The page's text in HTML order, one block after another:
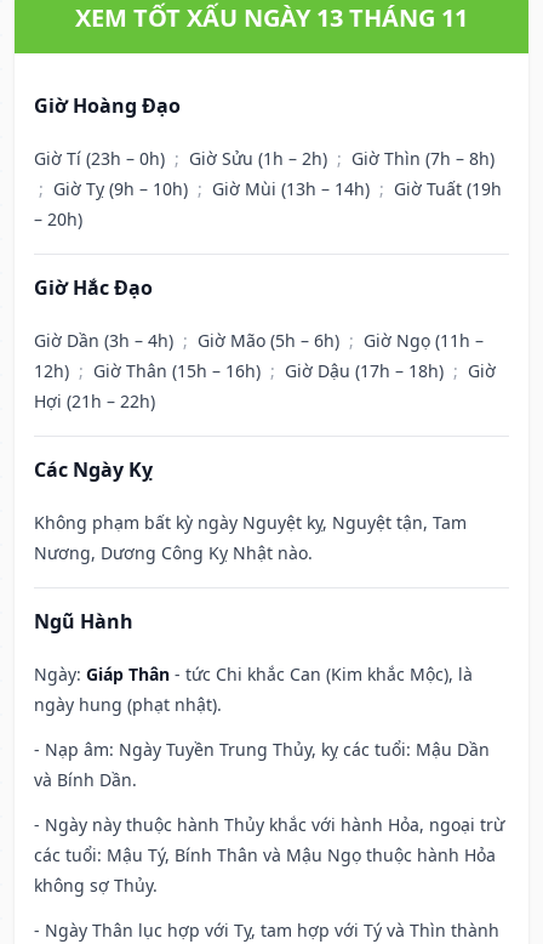
XEM TỐT XẤU NGÀY 13 THÁNG 11
Giờ Hoàng Đạo
Giờ Tí (23h – 0h) ; Giờ Sửu (1h – 2h) ; Giờ Thìn (7h – 8h)
; Giờ Tỵ (9h – 10h) ; Giờ Mùi (13h – 14h) ; Giờ Tuất (19h
– 20h)
Giờ Hắc Đạo
Giờ Dần (3h – 4h) ; Giờ Mão (5h – 6h) ; Giờ Ngọ (11h –
12h) ; Giờ Thân (15h – 16h) ; Giờ Dậu (17h – 18h) ; Giờ
Hợi (21h – 22h)
Các Ngày Kỵ
Không phạm bất kỳ ngày Nguyệt kỵ, Nguyệt tận, Tam
Nương, Dương Công Kỵ Nhật nào.
Ngũ Hành
Ngày: Giáp Thân - tức Chi khắc Can (Kim khắc Mộc), là
ngày hung (phạt nhật).
- Nạp âm: Ngày Tuyền Trung Thủy, kỵ các tuổi: Mậu Dần
và Bính Dần.
- Ngày này thuộc hành Thủy khắc với hành Hỏa, ngoại trừ
các tuổi: Mậu Tý, Bính Thân và Mậu Ngọ thuộc hành Hỏa
không sợ Thủy.
- Ngày Thân lục hợp với Tỵ, tam hợp với Tý và Thìn thành